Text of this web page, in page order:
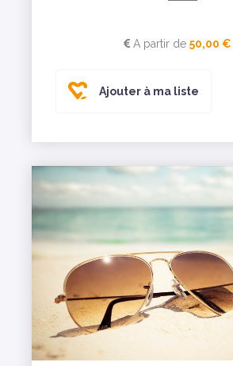
A partir de 50,00 €
Ajouter à ma liste